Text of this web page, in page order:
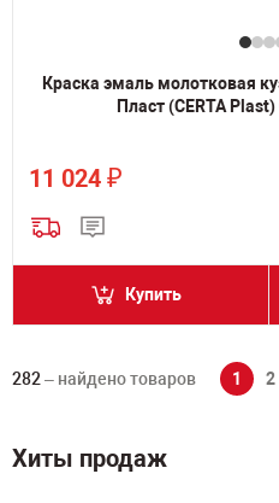
Краска эмаль молотковая
Пласт (CERTA
11 024 ₽
Купить
282 – найдено товаров 1 2
Хиты продаж